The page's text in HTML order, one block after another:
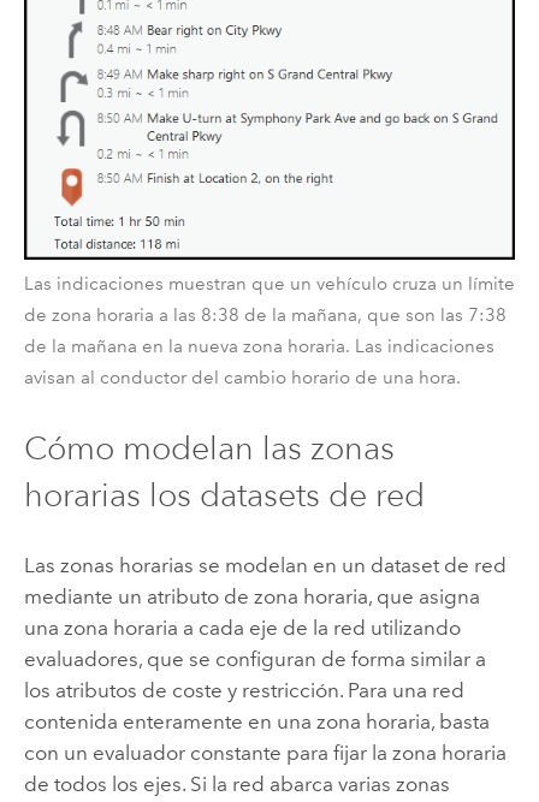
Las indicaciones muestran que un vehículo cruza un límite
de zona horaria a las 8:38 de la mañana, que son las 7:38
de la mañana en la nueva zona horaria. Las indicaciones
avisan al conductor del cambio horario de una hora.
Cómo modelan las zonas
horarias los datasets de red
Las zonas horarias se modelan en un dataset de red
mediante un atributo de zona horaria, que asigna
una zona horaria a cada eje de la red utilizando
evaluadores, que se configuran de forma similar a
los atributos de coste y restricción. Para una red
contenida enteramente en una zona horaria, basta
con un evaluador constante para fijar la zona horaria
de todos los ejes. Si la red abarca varias zonas